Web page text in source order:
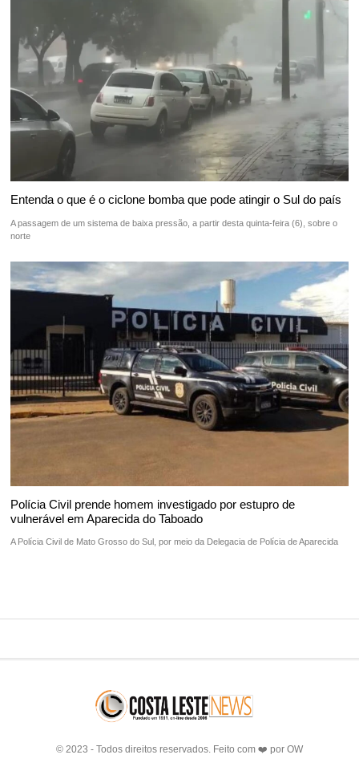
Entenda o que é o ciclone bomba que pode atingir o Sul do país
A passagem de um sistema de baixa pressão, a partir desta quinta-feira (6), sobre o
norte
Polícia Civil prende homem investigado por estupro de
vulnerável em Aparecida do Taboado
A Polícia Civil de Mato Grosso do Sul, por meio da Delegacia de Polícia de Aparecida
© 2023 - Todos direitos reservados. Feito com ❤️ por OW